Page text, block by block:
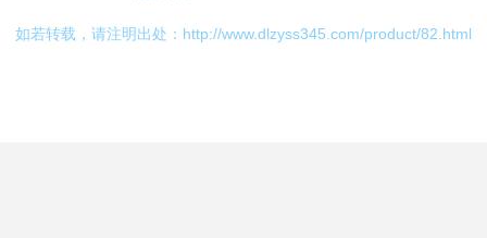
如若转载，请注明出处：http://www.dlzyss345.com/product/82.html